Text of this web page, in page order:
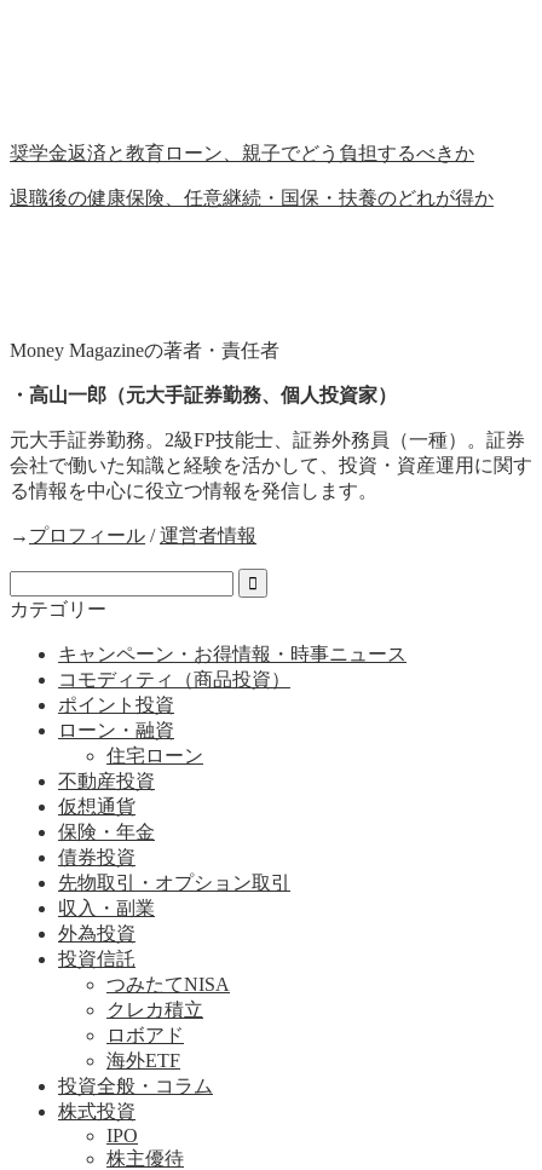
奨学金返済と教育ローン、親子でどう負担するべきか
退職後の健康保険、任意継続・国保・扶養のどれが得か
Money Magazineの著者・責任者
・高山一郎（元大手証券勤務、個人投資家）
元大手証券勤務。2級FP技能士、証券外務員（一種）。証券
会社で働いた知識と経験を活かして、投資・資産運用に関す
る情報を中心に役立つ情報を発信します。
→ プロフィール /運営者情報
カテゴリー
キャンペーン・お得情報・時事ニュース
コモディティ（商品投資）
ポイント投資
ローン・融資
住宅ローン
不動産投資
仮想通貨
保険・年金
債券投資
先物取引・オプション取引
収入・副業
外為投資
投資信託
つみたてNISA
クレカ積立
ロボアド
海外ETF
投資全般・コラム
株式投資
IPO
株主優待